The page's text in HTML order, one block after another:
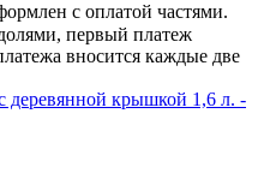
с оплатой частями.
первый платеж
вносится каждые две
деревянной крышкой 1,6 л. -